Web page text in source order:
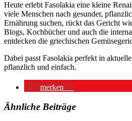
Heute erlebt Fasolakia eine kleine
viele Menschen nach gesunder,
Ernährung suchen, rückt das Gericht
Blogs, Kochbücher und auch die
entdecken die griechischen
Dabei passt Fasolakia perfekt in
pflanzlich und einfach.
merken
Ähnliche Beiträge